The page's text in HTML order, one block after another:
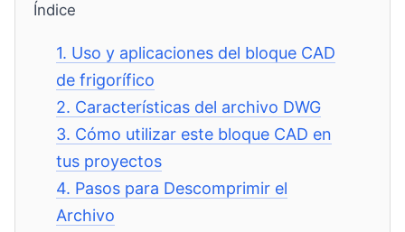
Índice
1. Uso y aplicaciones del bloque CAD
de frigorífico
2. Características del archivo DWG
3. Cómo utilizar este bloque CAD en
tus proyectos
4. Pasos para Descomprimir el
Archivo